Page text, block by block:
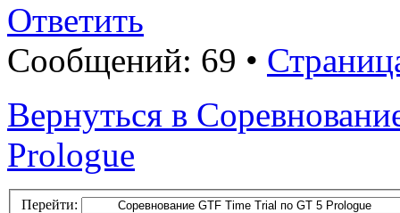
Ответить
Сообщений: 69 •
Вернуться в
Prologue
Перейти: